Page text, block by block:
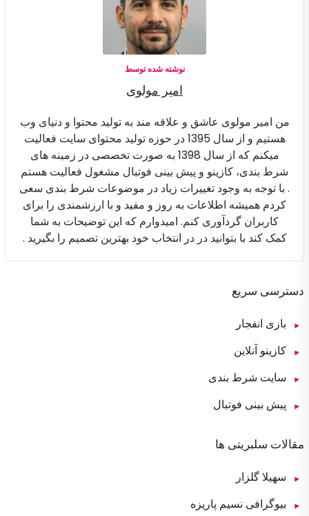
نوشته شده توسط
امیر مولوی
من امیر مولوی عاشق و علاقه مند به تولید محتوا و دنیای وب
هستیم و از سال 1395 در حوزه تولید محتوای سایت فعالیت
میکنم که از سال 1398 به صورت تخصصی در زمینه های
شرط بندی، کازینو و پیش بینی فوتبال مشغول فعالیت هستم
. با توجه به وجود تغییرات زیاد در موضوعات شرط بندی سعی
کردم همیشه اطلاعات به روز و مفید و با ارزشمندی را برای
کاربران گردآوری کنم. امیدوارم که این توضیحات به شما
کمک کند با بتوانید در در انتخاب خود بهترین تصمیم را بگیرید .
دسترسی سریع
بازی انفجار
کازینو آنلاین
سایت شرط بندی
پیش بینی فوتبال
مقالات سلبریتی ها
سهیلا گلزار
بیوگرافی نسیم پاریزه